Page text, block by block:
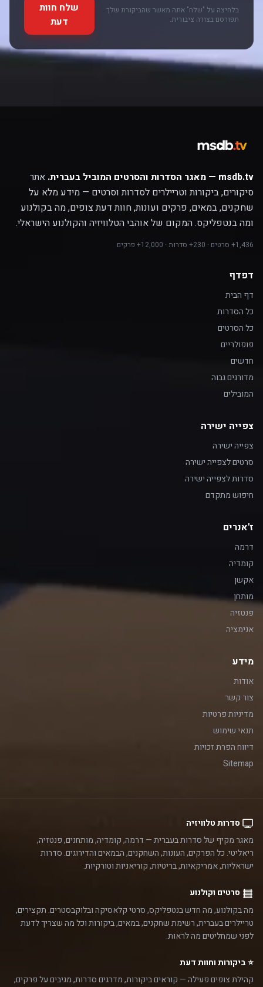
בלחיצה על "שלח" אתה מאשר שהביקורת שלך
תפורסם בצורה ציבורית.
שלח חוות
דעת
msdb.tv — מאגר הסדרות והסרטים המוביל בעברית.
אתר
סיקורים, ביקורות וטריילרים לסדרות וסרטים — מידע מלא על
שחקנים, במאים, פרקים ועונות, חוות דעת צופים, מה בקולנוע
ומה בנטפליקס. המקום של אוהבי הטלוויזיה והקולנוע הישראלי.
1,436+ סרטים · 230+ סדרות · 12,000+ פרקים
דפדף
דף הבית
כל הסדרות
כל הסרטים
פופולריים
חדשים
מדורגים גבוה
המובילים
צפייה ישירה
צפייה ישירה
סרטים לצפייה ישירה
סדרות לצפייה ישירה
חיפוש מתקדם
ז'אנרים
דרמה
קומדיה
אקשן
מותחן
פנטזיה
אנימציה
מידע
אודות
צור קשר
מדיניות פרטיות
תנאי שימוש
דיווח הפרת זכויות
Sitemap
סדרות טלוויזיה
מאגר מקיף של סדרות בעברית — דרמה, קומדיה, מותחנים, פנטזיה,
ריאליטי. כל הפרקים, העונות, השחקנים, הבמאים והדירוגים. סדרות
ישראליות, אמריקאיות, בריטיות, קוריאניות וטורקיות.
סרטים וקולנוע
מה בקולנוע, מה חדש בנטפליקס, סרטי קלאסיקה ובלוקבסטרים. תקצירים,
טריילרים בעברית, רשימת שחקנים, במאים, ביקורות וכל מה שצריך לדעת
לפני שמחליטים מה לראות.
⭐ ביקורות וחוות דעת
קהילת צופים פעילה — קוראים ביקורות, מדרגים סדרות, מגיבים על פרקים,